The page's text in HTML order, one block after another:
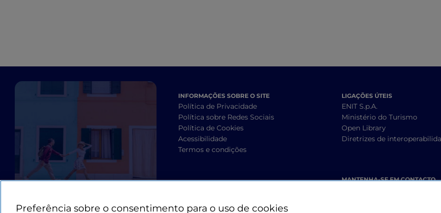
INFORMAÇÕES SOBRE O SITE
Política de Privacidade
Política sobre Redes Sociais
Política de Cookies
Acessibilidade
Termos e condições
LIGAÇÕES ÚTEIS
ENIT S.p.A.
Ministério do Turismo
Open Library
Diretrizes de
MANTENHA-SE EM CONTACTO
Preferência sobre o consentimento para o uso de cookies